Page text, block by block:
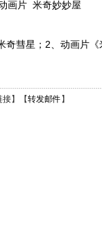
画片 米奇妙妙屋
彗星；2、动画片
接】【转发邮件 】